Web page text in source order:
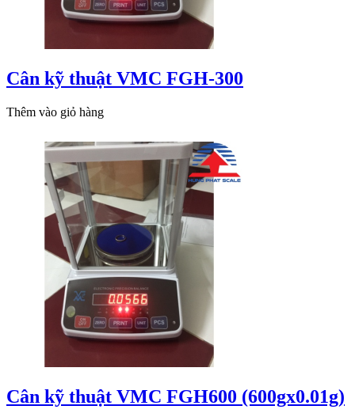
Cân kỹ thuật VMC FGH-300
Thêm vào giỏ hàng
Cân kỹ thuật VMC FGH600 (600gx0.01g)